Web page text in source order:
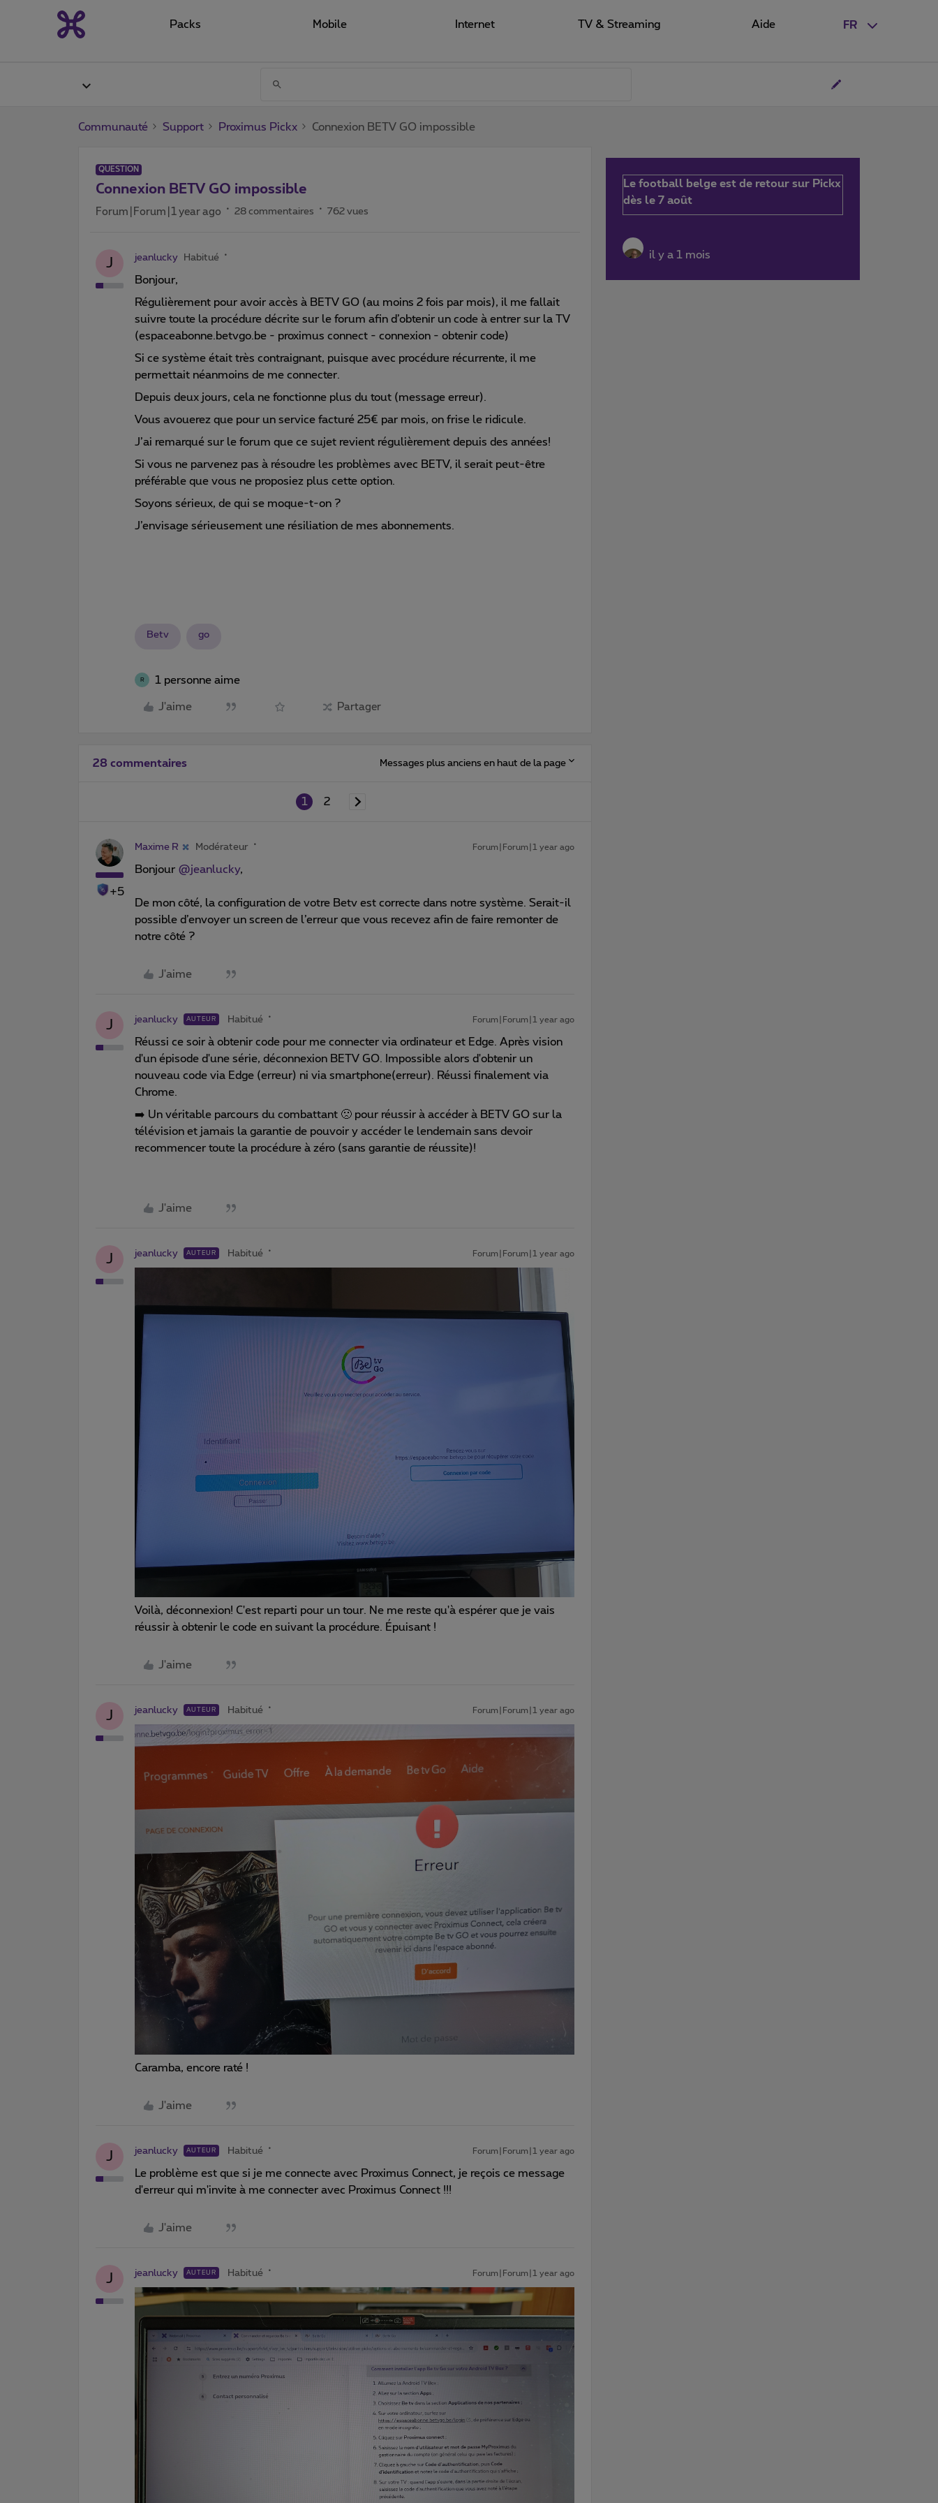
FR
Packs Mobile Internet TV & Streaming Aide
Communauté Support Proximus Pickx Connexion BETV GO impossible
QUESTION
Connexion BETV GO impossible
Forum|Forum|1 year ago 28 commentaires 762 vues
J jeanlucky Habitué
Bonjour,
Régulièrement pour avoir accès à BETV GO (au moins 2 fois par mois), il me fallait
suivre toute la procédure décrite sur le forum afin d’obtenir un code à entrer sur la TV
(espaceabonne.betvgo.be - proximus connect - connexion - obtenir code)
Si ce système était très contraignant, puisque avec procédure récurrente, il me
permettait néanmoins de me connecter.
Depuis deux jours, cela ne fonctionne plus du tout (message erreur).
Vous avouerez que pour un service facturé 25€ par mois, on frise le ridicule.
J’ai remarqué sur le forum que ce sujet revient régulièrement depuis des années!
Si vous ne parvenez pas à résoudre les problèmes avec BETV, il serait peut-être
préférable que vous ne proposiez plus cette option.
Soyons sérieux, de qui se moque-t-on ?
J’envisage sérieusement une résiliation de mes abonnements.
Betv go
R 1 personne aime
J'aime Partager
28 commentaires Messages plus anciens en haut de la page
1 2
+5
Maxime R Modérateur Forum|Forum|1 year ago
Bonjour ​ @jeanlucky,
De mon côté, la configuration de votre Betv est correcte dans notre système. Serait-il
possible d’envoyer un screen de l’erreur que vous recevez afin de faire remonter de
notre côté ?
J'aime
J jeanlucky AUTEUR Habitué Forum|Forum|1 year ago
Réussi ce soir à obtenir code pour me connecter via ordinateur et Edge. Après vision
d'un épisode d'une série, déconnexion BETV GO. Impossible alors d'obtenir un
nouveau code via Edge (erreur) ni via smartphone(erreur). Réussi finalement via
Chrome.
➡️ Un véritable parcours du combattant 🙁 pour réussir à accéder à BETV GO sur la
télévision et jamais la garantie de pouvoir y accéder le lendemain sans devoir
recommencer toute la procédure à zéro (sans garantie de réussite)!
J'aime
J jeanlucky AUTEUR Habitué Forum|Forum|1 year ago
Voilà, déconnexion! C'est reparti pour un tour. Ne me reste qu'à espérer que je vais
réussir à obtenir le code en suivant la procédure. Épuisant !
J'aime
J jeanlucky AUTEUR Habitué Forum|Forum|1 year ago
Caramba, encore raté !
J'aime
J jeanlucky AUTEUR Habitué Forum|Forum|1 year ago
Le problème est que si je me connecte avec Proximus Connect, je reçois ce message
d'erreur qui m'invite à me connecter avec Proximus Connect !!!
J'aime
J jeanlucky AUTEUR Habitué Forum|Forum|1 year ago
Le football belge est de retour sur Pickx
dès le 7 août
il y a 1 mois